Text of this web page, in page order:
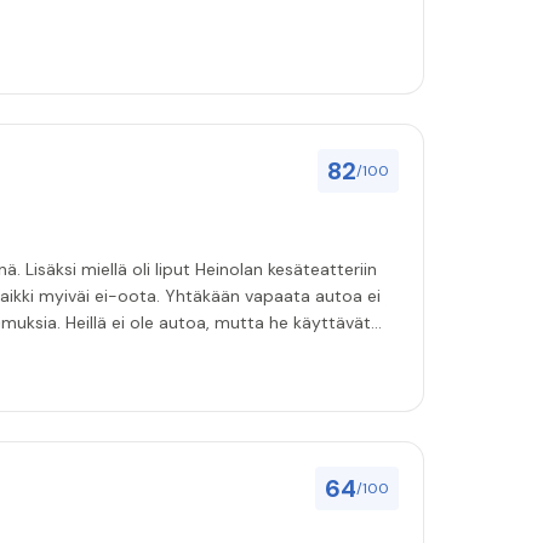
82/100
Lisäksi miellä oli liput Heinolan kesäteatteriin
Heillä ei ole autoa, mutta he käyttävät
oikeuden parissa minuutissa Omagosta, otin
64/100